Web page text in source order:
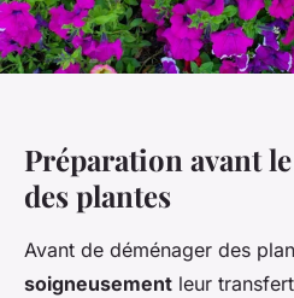
Préparation avant
des plantes
Avant de déménager des
soigneusement leur